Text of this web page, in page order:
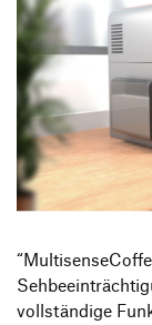
vollständige